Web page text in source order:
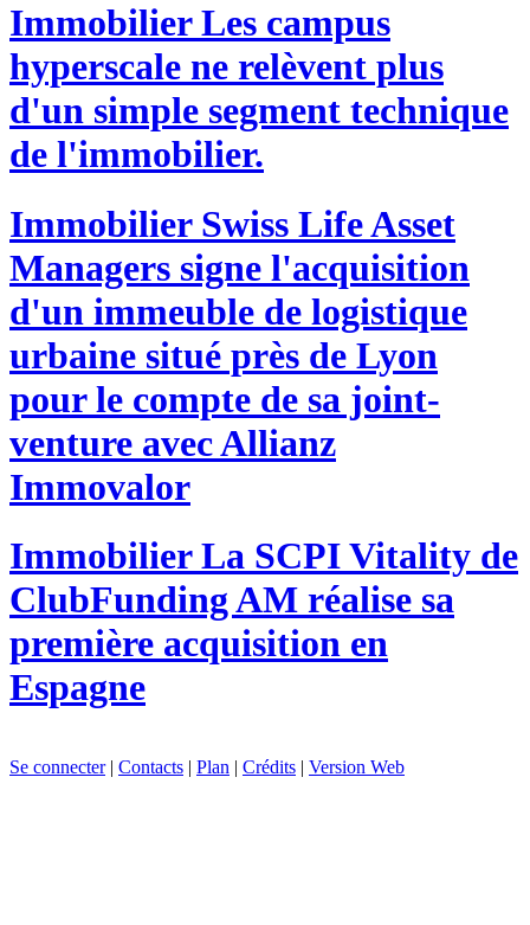
ImmobilierLes campus
hyperscale ne relèvent plus
d'un simple segment technique
de l'immobilier.
ImmobilierSwiss Life Asset
Managers signe l'acquisition
d'un immeuble de logistique
urbaine situé près de Lyon
pour le compte de sa joint-
venture avec Allianz
Immovalor
ImmobilierLa SCPI Vitality de
ClubFunding AM réalise sa
première acquisition en
Espagne
Se connecter| Contacts | Plan | Crédits | Version Web